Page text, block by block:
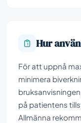
Hur
För att uppnå
minimera
på patientens
Allmänna